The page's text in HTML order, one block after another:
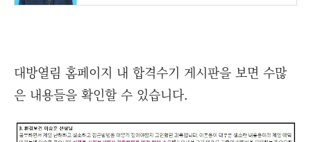
대방열림 홈페이지 내 합격수기 게시판을 보면 수많
은 내용들을 확인할 수 있습니다.